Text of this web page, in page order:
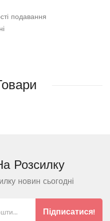
подавання
Розсилку
новин сьогодні
Підписатися!